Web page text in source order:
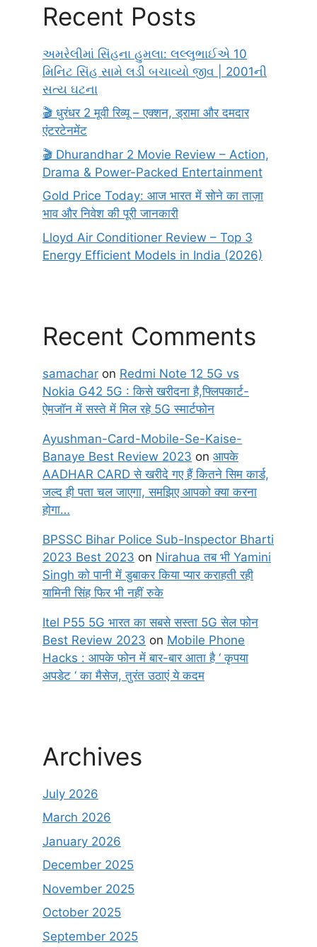
Recent Posts
અમરેલીમાં સિંહના હુમલા: લલ્લુભાઈએ 10
મિનિટ સિંહ સામે લડી બચાવ્યો જીવ | 2001ની
સત્ય ઘટના
🎬 धुरंधर 2 मूवी रिव्यू – एक्शन, ड्रामा और दमदार
एंटरटेनमेंट
🎬 Dhurandhar 2 Movie Review – Action,
Drama & Power-Packed Entertainment
Gold Price Today: आज भारत में सोने का ताज़ा
भाव और निवेश की पूरी जानकारी
Lloyd Air Conditioner Review – Top 3
Energy Efficient Models in India (2026)
Recent Comments
samachar on Redmi Note 12 5G vs
Nokia G42 5G : किसे खरीदना है,फ्लिपकार्ट-
ऐमजॉन में सस्ते में मिल रहे 5G स्मार्टफोन
Ayushman-Card-Mobile-Se-Kaise-
Banaye Best Review 2023 on आपके
AADHAR CARD से खरीदे गए हैं कितने सिम कार्ड,
जल्द ही पता चल जाएगा, समझिए आपको क्या करना
होगा…
BPSSC Bihar Police Sub-Inspector Bharti
2023 Best 2023 on Nirahua तब भी Yamini
Singh को पानी में डुबाकर किया प्यार कराहती रही
यामिनी सिंह फिर भी नहीं रुके
Itel P55 5G भारत का सबसे सस्ता 5G सेल फोन
Best Review 2023 on Mobile Phone
Hacks : आपके फोन में बार-बार आता है ‘ कृपया
अपडेट ‘ का मैसेज, तुरंत उठाएं ये कदम
Archives
July 2026
March 2026
January 2026
December 2025
November 2025
October 2025
September 2025